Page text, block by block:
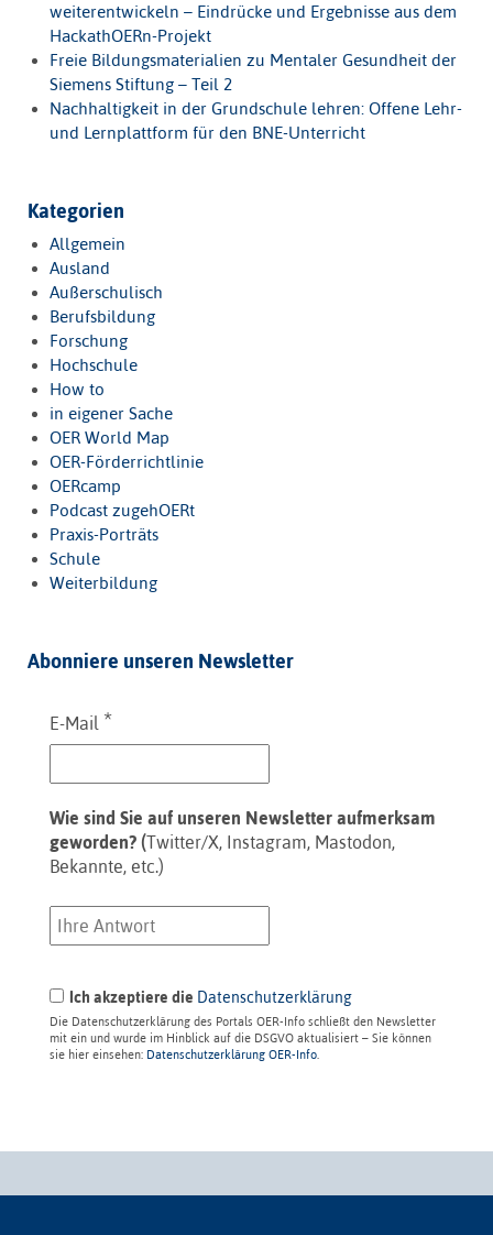
weiterentwickeln – Eindrücke und Ergebnisse aus dem
HackathOERn-Projekt
Freie Bildungsmaterialien zu Mentaler Gesundheit der
Siemens Stiftung – Teil 2
Nachhaltigkeit in der Grundschule lehren: Offene Lehr-
und Lernplattform für den BNE-Unterricht
Kategorien
Allgemein
Ausland
Außerschulisch
Berufsbildung
Forschung
Hochschule
How to
in eigener Sache
OER World Map
OER-Förderrichtlinie
OERcamp
Podcast zugehOERt
Praxis-Porträts
Schule
Weiterbildung
Abonniere unseren Newsletter
E-Mail *
Wie sind Sie auf unseren Newsletter aufmerksam
geworden? (Twitter/X, Instagram, Mastodon,
Bekannte, etc.)
Ich akzeptiere die Datenschutzerklärung
Die Datenschutzerklärung des Portals OER-Info schließt den Newsletter
mit ein und wurde im Hinblick auf die DSGVO aktualisiert – Sie können
sie hier einsehen: Datenschutzerklärung OER-Info